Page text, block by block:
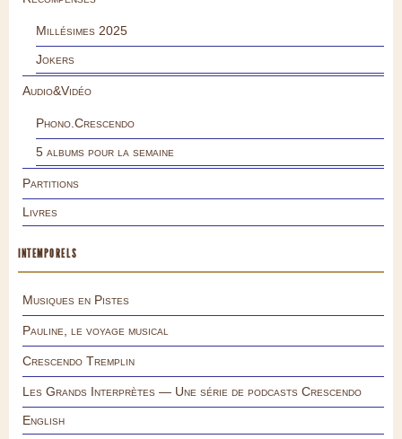
Millésimes 2025
Jokers
Audio&Vidéo
Phono.Crescendo
5 albums pour la semaine
Partitions
Livres
INTEMPORELS
Musiques en Pistes
Pauline, le voyage musical
Crescendo Tremplin
Les Grands Interprètes — Une série de podcasts Crescendo
English